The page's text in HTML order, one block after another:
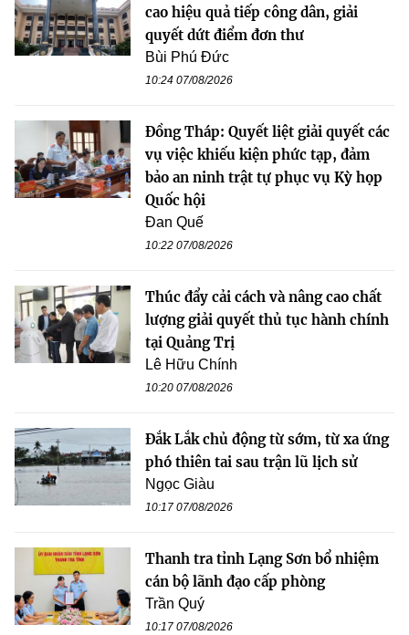
cao hiệu quả tiếp công dân, giải
quyết dứt điểm đơn thư
Bùi Phú Đức
10:24 07/08/2026
Đồng Tháp: Quyết liệt giải quyết các
vụ việc khiếu kiện phức tạp, đảm
bảo an ninh trật tự phục vụ Kỳ họp
Quốc hội
Đan Quế
10:22 07/08/2026
Thúc đẩy cải cách và nâng cao chất
lượng giải quyết thủ tục hành chính
tại Quảng Trị
Lê Hữu Chính
10:20 07/08/2026
Đắk Lắk chủ động từ sớm, từ xa ứng
phó thiên tai sau trận lũ lịch sử
Ngọc Giàu
10:17 07/08/2026
Thanh tra tỉnh Lạng Sơn bổ nhiệm
cán bộ lãnh đạo cấp phòng
Trần Quý
10:17 07/08/2026